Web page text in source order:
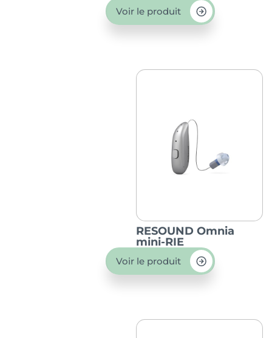
Voir le produit
RESOUND Omnia
mini-RIE
Voir le produit